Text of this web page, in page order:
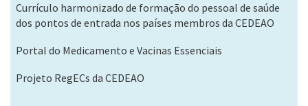
Currículo harmonizado de formação do pessoal de saúde
dos pontos de entrada nos países membros da CEDEAO
Portal do Medicamento e Vacinas Essenciais
Projeto RegECs da CEDEAO